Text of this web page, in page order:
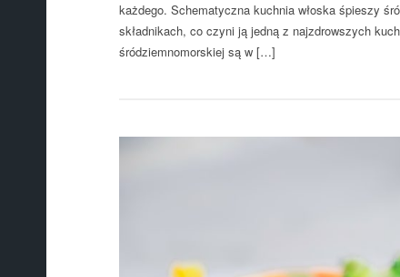
każdego. Schematyczna kuchnia włoska śpieszy
składnikach, co czyni ją jedną z najzdrowszych
śródziemnomorskiej są w […]